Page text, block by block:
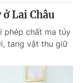
Lai Châu
phép chất ma túy
tang vật thu giữ